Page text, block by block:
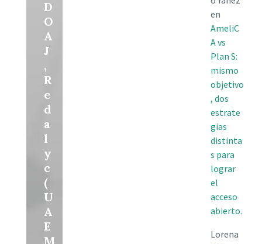
D
O
A
J
,
R
e
d
a
l
y
c
(
U
A
E
M
en
AmeliC
A vs
Plan S:
mismo
objetivo
, dos
estrate
gias
distinta
s para
lograr
el
acceso
abierto.
Lorena